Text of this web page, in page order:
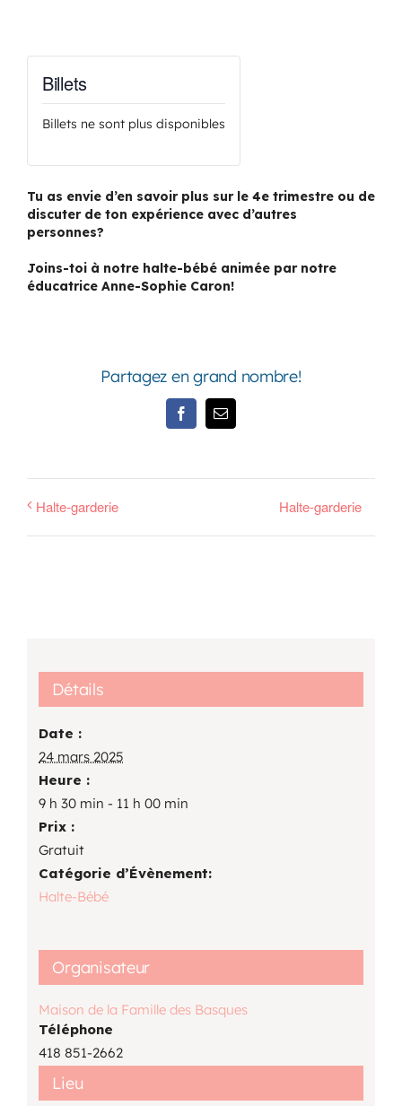
Billets
Billets ne sont plus disponibles
Tu as envie d’en savoir plus sur le 4e trimestre ou de
discuter de ton expérience avec d’autres
personnes?
Joins-toi à notre halte-bébé animée par notre
éducatrice Anne-Sophie Caron!
Partagez en grand nombre!
FacebookEmail
Halte-garderie Halte-garderie
Détails
Date :
24 mars 2025
Heure :
9 h 30 min - 11 h 00 min
Prix :
Gratuit
Catégorie d’Évènement:
Halte-Bébé
Lieu
Organisateur
Maison de la Famille des Basques
Téléphone
418 851-2662